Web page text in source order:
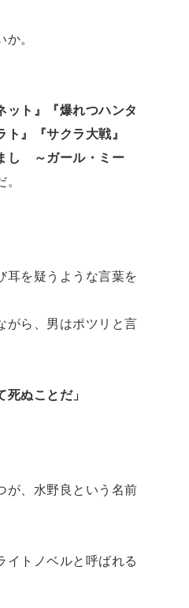
か。
ット』『爆れつハンタ
』『サクラ大戦』
し ～ガール・ミー
を疑うような言葉を
ら、男はポツリと言
ぬことだ」
、水野良という名前
トノベルと呼ばれる